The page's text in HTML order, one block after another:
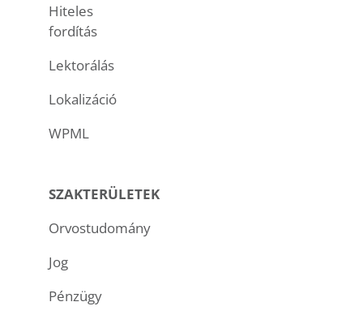
Hiteles
fordítás
Lektorálás
Lokalizáció
WPML
SZAKTERÜLETEK
Orvostudomány
Jog
Pénzügy